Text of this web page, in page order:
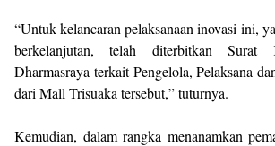
“Untuk kelancaran pelaksanaan inovasi ini,
berkelanjutan, telah diterbitkan Surat
Dharmasraya terkait Pengelola, Pelaksana
dari Mall Trisuaka tersebut,” tuturnya.
Kemudian, dalam rangka menanamkan